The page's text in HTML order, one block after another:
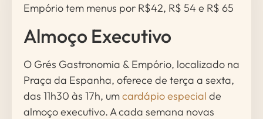
Empório tem menus por R$42, R$ 54 e R$ 65
Almoço Executivo
O Grés Gastronomia & Empório, localizado na
Praça da Espanha, oferece de terça a sexta,
das 11h30 às 17h, umcardápio especial de
almoço executivo. A cada semana novas